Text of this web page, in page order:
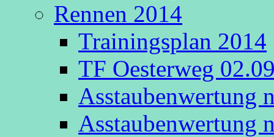
Rennen 2014
Trainingsplan 2014
TF Oesterweg
Asstaubenwertung
Asstaubenwertung